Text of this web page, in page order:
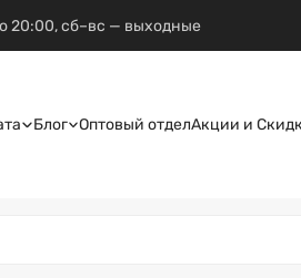
20:00, сб–вс — выходные
Блог Оптовый отделАкции и